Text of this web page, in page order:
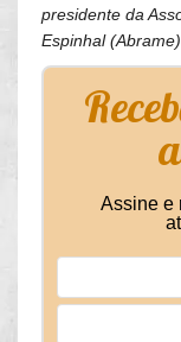
presidente da
Espinhal (Abrame)
Assine e